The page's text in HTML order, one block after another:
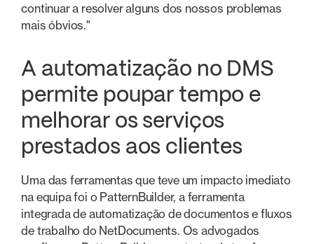
continuar a resolver alguns dos nossos problemas
mais óbvios."
A automatização no DMS
permite poupar tempo e
melhorar os serviços
prestados aos clientes
Uma das ferramentas que teve um impacto imediato
na equipa foi o PatternBuilder, a ferramenta
integrada de automatização de documentos e fluxos
de trabalho do NetDocuments. Os advogados